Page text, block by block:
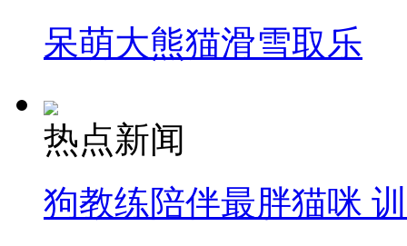
呆萌大熊猫滑雪取乐
热点新闻
狗教练陪伴最胖猫咪